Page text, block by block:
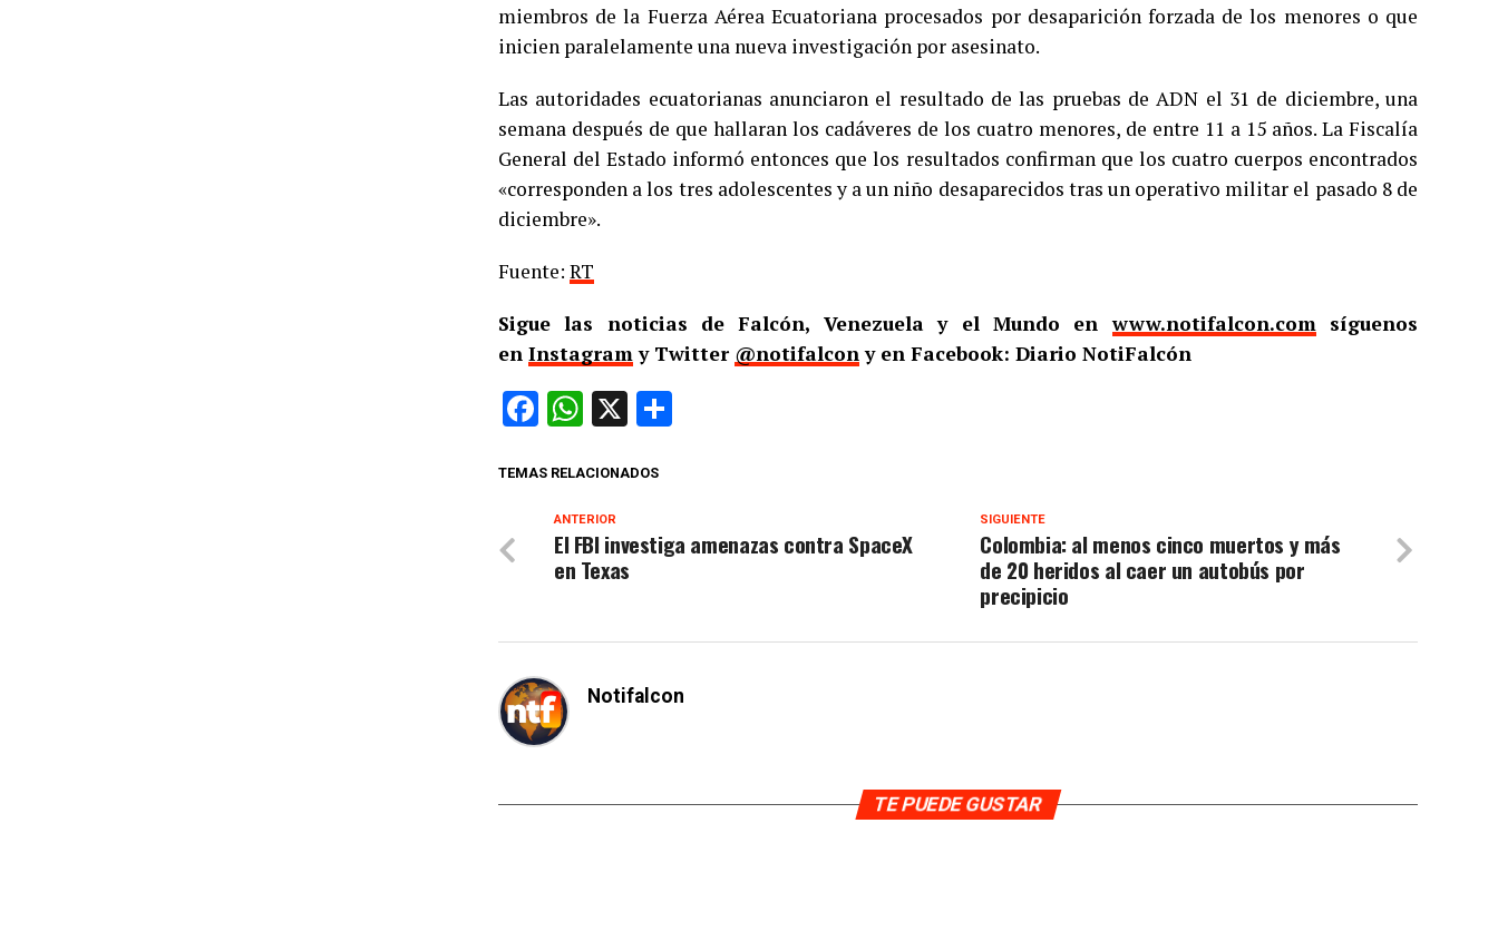
miembros de la Fuerza Aérea Ecuatoriana procesados por desaparición forzada de los menores o que
inicien paralelamente una nueva investigación por asesinato.
Las autoridades ecuatorianas anunciaron el resultado de las pruebas de ADN el 31 de diciembre, una
semana después de que hallaran los cadáveres de los cuatro menores, de entre 11 a 15 años. La Fiscalía
General del Estado informó entonces que los resultados confirman que los cuatro cuerpos encontrados
«corresponden a los tres adolescentes y a un niño desaparecidos tras un operativo militar el pasado 8 de
diciembre».
Fuente: RT
Sigue las noticias de Falcón, Venezuela y el Mundo enwww.notifalcon.comsíguenos
en Instagramy Twitter @notifalcony en Facebook: Diario NotiFalcón
Facebook
WhatsApp
X
TEMAS RELACIONADOS
SIGUIENTE
Colombia: al menos cinco muertos y más
de 20 heridos al caer un autobús por
precipicio
ANTERIOR
El FBI investiga amenazas contra SpaceX
en Texas
Notifalcon
TE PUEDE GUSTAR